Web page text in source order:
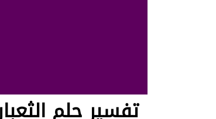
تفسير حلم